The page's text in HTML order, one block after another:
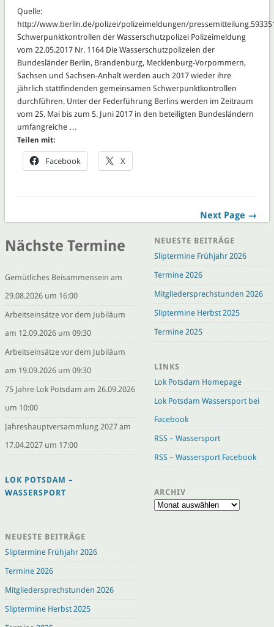
Quelle:
http://www.berlin.de/polizei/polizeimeldungen/
Schwerpunktkontrollen der Wasserschutzpolizei Polizeimeldung
vom 22.05.2017 Nr. 1164 Die Wasserschutzpolizeien der
Bundesländer Berlin, Brandenburg, Mecklenburg-Vorpommern,
Sachsen und Sachsen-Anhalt werden auch 2017 wieder ihre
jährlich stattfindenden gemeinsamen Schwerpunktkontrollen
durchführen. Unter der Federführung Berlins werden im Zeitraum
vom 25. Mai bis zum 5. Juni 2017 in den beteiligten Bundesländern
umfangreiche …
Teilen mit:
Facebook X
Next Page →
Nächste Termine
Gemütliches Beisammensein am
29.08.2026 um 16:00
Arbeitseinsätze vor dem Jubiläum
am 12.09.2026 um 09:30
Arbeitseinsätze vor dem Jubiläum
am 19.09.2026 um 09:30
75 Jahre Lok Potsdam am 26.09.2026
um 10:00
Jahreshauptversammlung 2027 am
17.04.2027 um 17:00
LOK POTSDAM –
WASSERSPORT
NEUESTE BEITRÄGE
Sliptermine Frühjahr 2026
Termine 2026
Mitgliedersprechstunden 2026
Sliptermine Herbst 2025
NEUESTE BEITRÄGE
Sliptermine Frühjahr 2026
Termine 2026
Mitgliedersprechstunden 2026
Sliptermine Herbst 2025
Termine 2025
LINKS
Lok Potsdam Homepage
Lok Potsdam Wassersport bei
Facebook
RSS – Wassersport
RSS – Wassersport Facebook
ARCHIV
Archiv